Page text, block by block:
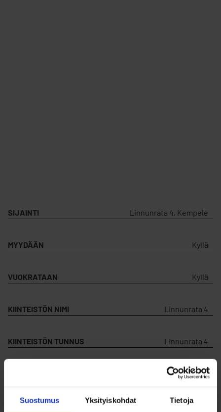
Suostumus Yksityiskohdat Tietoja
SIJAINTI Linnunrata 4, Kempele
MYYDÄÄN Kyllä
VUOKRATAAN Kyllä
KIINTEISTÖN NIMI Linnunrata 4
KIINTEISTÖN TUNNUS Linnunrata 4
SUORALINKKI
Avaa